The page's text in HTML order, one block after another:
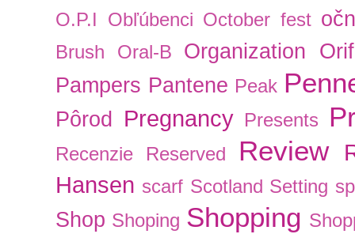
O.P.I Obľúbenci October fest
Brush Oral-B Organization
Pampers Pantene Peak
Pôrod Pregnancy Presents
Recenzie Reserved Review
Hansen scarf Scotland Setting
Shop Shoping Shopping